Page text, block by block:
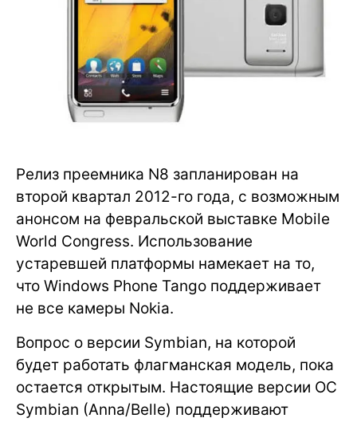
Релиз преемника N8 запланирован на
второй квартал 2012-го года, с возможным
анонсом на февральской выставке Mobile
World Congress. Использование
устаревшей платформы намекает на то,
что Windows Phone Tango поддерживает
не все камеры Nokia.
Вопрос о версии Symbian, на которой
будет работать флагманская модель, пока
остается открытым. Настоящие версии ОС
Symbian (Anna/Belle) поддерживают